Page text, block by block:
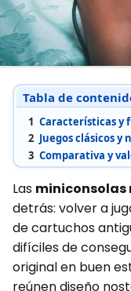
Tabla de
1 Características y
2 Juegos clásicos y
3 Comparativa y
Las miniconsolas
detrás: volver a
de cartuchos
difíciles de
original en buen
reúnen diseño